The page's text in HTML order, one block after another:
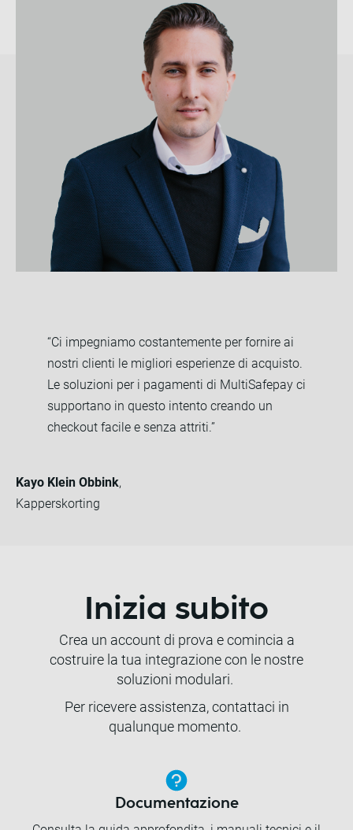
“Ci impegniamo costantemente per fornire ai
nostri clienti le migliori esperienze di acquisto.
Le soluzioni per i pagamenti di MultiSafepay ci
supportano in questo intento creando un
checkout facile e senza attriti.”
Kayo Klein Obbink,
Kapperskorting
Inizia subito
Crea un account di prova e comincia a
costruire la tua integrazione con le nostre
soluzioni modulari.
Per ricevere assistenza, contattaci in
qualunque momento.
Documentazione